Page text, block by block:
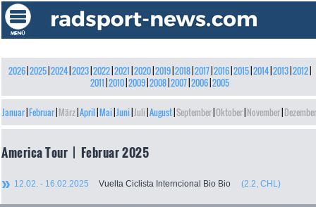
2026| 2025| 2024| 2023| 2022| 2021 2020| 2019| 2018| 2017| 2016| 2015| 2014| 2013| 2012|
2011 2010| 2009| 2008| 2007| 2006| 2005
Januar Februar März April Mai Juni Juli August September Oktober November Dezember
America Tour | Februar 2025
12.02. - 16.02.2025 Vuelta Ciclista Interncional Bio Bio (2.2, CHL)